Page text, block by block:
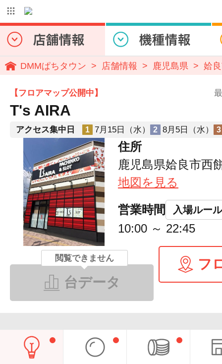
DMMぱちタウン 店舗情報 鹿児島県 姶
【フロアマップ公開中】
T's AIRA
アクセス集中日 1 7月15日（水） 2 8月5日（水） 3
住所
鹿児島県姶良市西
地図を見る
営業時間 入場ルール
10:00 ～ 22:45
閲覧できません
台データ
フ